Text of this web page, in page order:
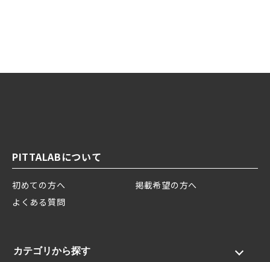
PITTALABについて
初めての方へ
掲載希望の方へ
よくある質問
カテゴリから探す